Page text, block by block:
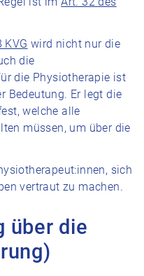
KVG wird nicht nur die
die
die Physiotherapie ist
Bedeutung. Er legt die
welche alle
müssen, um über die
sich
vertraut zu machen.
über die